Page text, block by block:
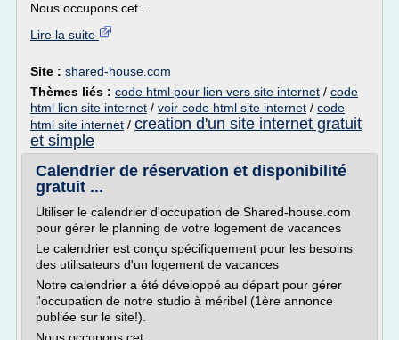
Nous occupons cet...
Lire la suite
Site : shared-house.com
Thèmes liés : code html pour lien vers site internet / code
html lien site internet / voir code html site internet / code
html site internet / creation d'un site internet gratuit
et simple
Calendrier de réservation et disponibilité
gratuit ...
Utiliser le calendrier d'occupation de Shared-house.com
pour gérer le planning de votre logement de vacances
Le calendrier est conçu spécifiquement pour les besoins
des utilisateurs d'un logement de vacances
Notre calendrier a été développé au départ pour gérer
l'occupation de notre studio à méribel (1ère annonce
publiée sur le site!).